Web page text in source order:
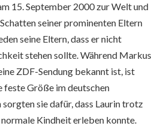
15. September 2000 zur Welt und
seiner prominenten Eltern
seine Eltern, dass er nicht
stehen sollte. Während Markus
ZDF-Sendung bekannt ist, ist
feste Größe im deutschen
sorgten sie dafür, dass Laurin trotz
Kindheit erleben konnte.